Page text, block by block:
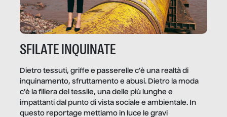
SFILATE INQUINATE
Dietro tessuti, griffe e passerelle c’è una realtà di
inquinamento, sfruttamento e abusi. Dietro la moda
c’è la filiera del tessile, una delle più lunghe e
impattanti dal punto di vista sociale e ambientale. In
questo reportage mettiamo in luce le gravi